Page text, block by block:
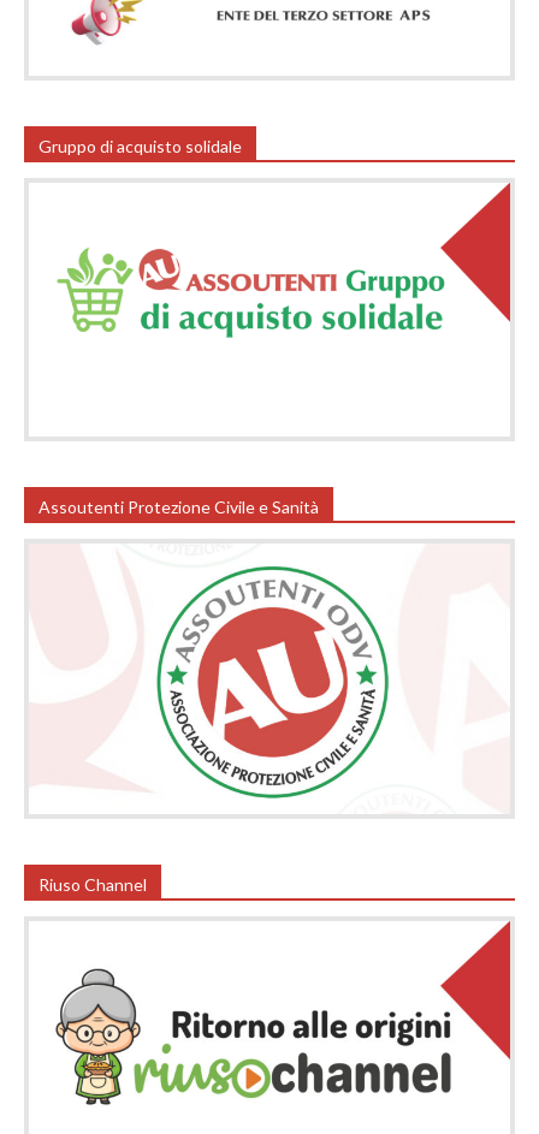
Gruppo di acquisto solidale
Assoutenti Protezione Civile e Sanità
Riuso Channel